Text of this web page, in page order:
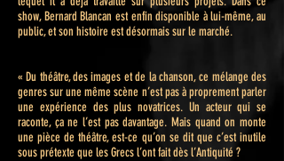
show, Bernard Blancan est enfin disponible à lui-même, au
public, et son histoire est désormais sur le marché.
« Du théâtre, des images et de la chanson, ce mélange des
genres sur une même scène n’est pas à proprement parler
une expérience des plus novatrices. Un acteur qui se
raconte, ça ne l’est pas davantage. Mais quand on monte
une pièce de théâtre, est-ce qu’on se dit que c’est inutile
sous prétexte que les Grecs l’ont fait dès l’Antiquité ?